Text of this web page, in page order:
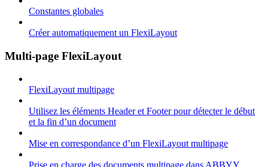
Constantes globales
Créer automatiquement un FlexiLayout
Multi-page FlexiLayout
FlexiLayout multipage
Utilisez les éléments Header et Footer pour détecter le début
et la fin d’un document
Mise en correspondance d’un FlexiLayout multipage